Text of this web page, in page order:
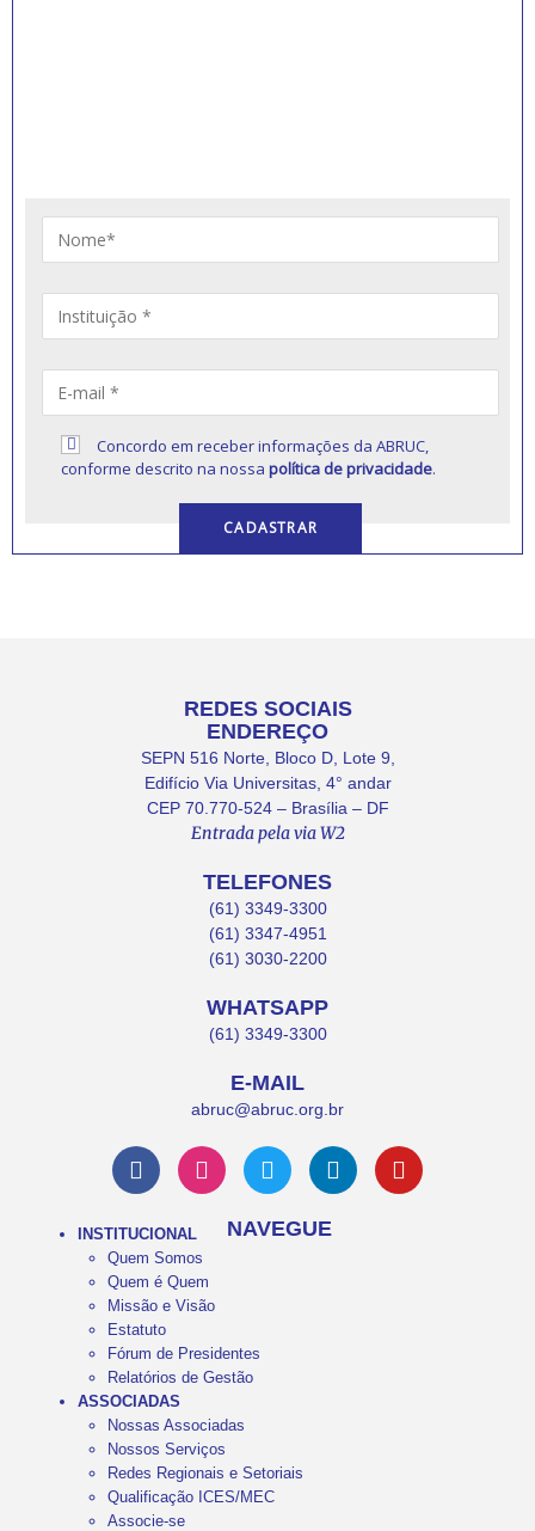
Concordo em receber informações da ABRUC,
conforme descrito na nossapolítica de privacidade.
REDES SOCIAIS
ENDEREÇO
SEPN 516 Norte, Bloco D, Lote 9,
Edifício Via Universitas, 4° andar
CEP 70.770-524 – Brasília – DF
Entrada pela via W2
TELEFONES
(61) 3349-3300
(61) 3347-4951
(61) 3030-2200
WHATSAPP
(61) 3349-3300
E-MAIL
abruc@abruc.org.br
NAVEGUE
INSTITUCIONAL
Quem Somos
Quem é Quem
Missão e Visão
Estatuto
Fórum de Presidentes
Relatórios de Gestão
ASSOCIADAS
Nossas Associadas
Nossos Serviços
Redes Regionais e Setoriais
Qualificação ICES/MEC
Associe-se